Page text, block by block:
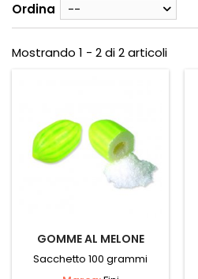
Ordina --
Mostrando 1 - 2 di 2 articoli
GOMME AL MELONE
Sacchetto 100 grammi